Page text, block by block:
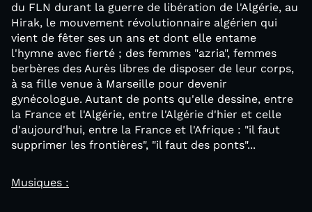
du FLN durant la guerre de libération de l'Algérie, au
Hirak, le mouvement révolutionnaire algérien qui
vient de fêter ses un ans et dont elle entame
l'hymne avec fierté ; des femmes "azria", femmes
berbères des Aurès libres de disposer de leur corps,
à sa fille venue à Marseille pour devenir
gynécologue. Autant de ponts qu'elle dessine, entre
la France et l'Algérie, entre l'Algérie d'hier et celle
d'aujourd'hui, entre la France et l'Afrique : "il faut
supprimer les frontières", "il faut des ponts"...
Musiques :